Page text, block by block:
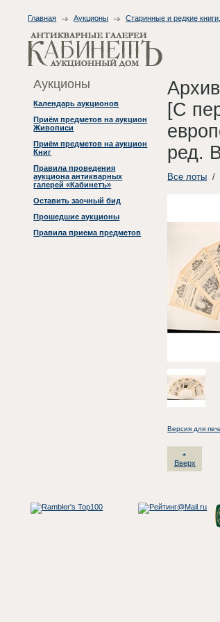
Главная Аукционы Старинные и редкие
Аукционы
Календарь аукционов
Приём предметов на аукцион
Живописи
Приём предметов на аукцион
Книг
Правила проведения
аукциона антикварных
галерей «Кабинетъ»
Оставить заочный бид
Прошедшие аукционы
Правила приема предметов
[С
ред.
Все лоты
Версия для
Вверх